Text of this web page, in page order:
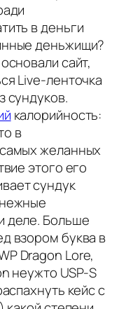
в деньги
деньжищи?
сайт,
Live-ленточка
сундуков.
калорийность:
в
желанных
этого его
сундук
деле. Больше
взором буква в
Dragon Lore,
неужто USP-S
кейс с